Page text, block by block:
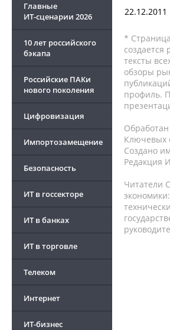
Главные
ИТ-сценарии 2026
10 лет российского
бэкапа
Российские ПАКи
нового поколения
Цифровизация
Импортозамещение
Безопасность
ИТ в госсекторе
ИТ в банках
ИТ в торговле
Телеком
Интернет
ИТ-бизнес
22.12.2011
*
тексты
обзоры
профиль.
Ключевых
Создано
Редакция
Читатели